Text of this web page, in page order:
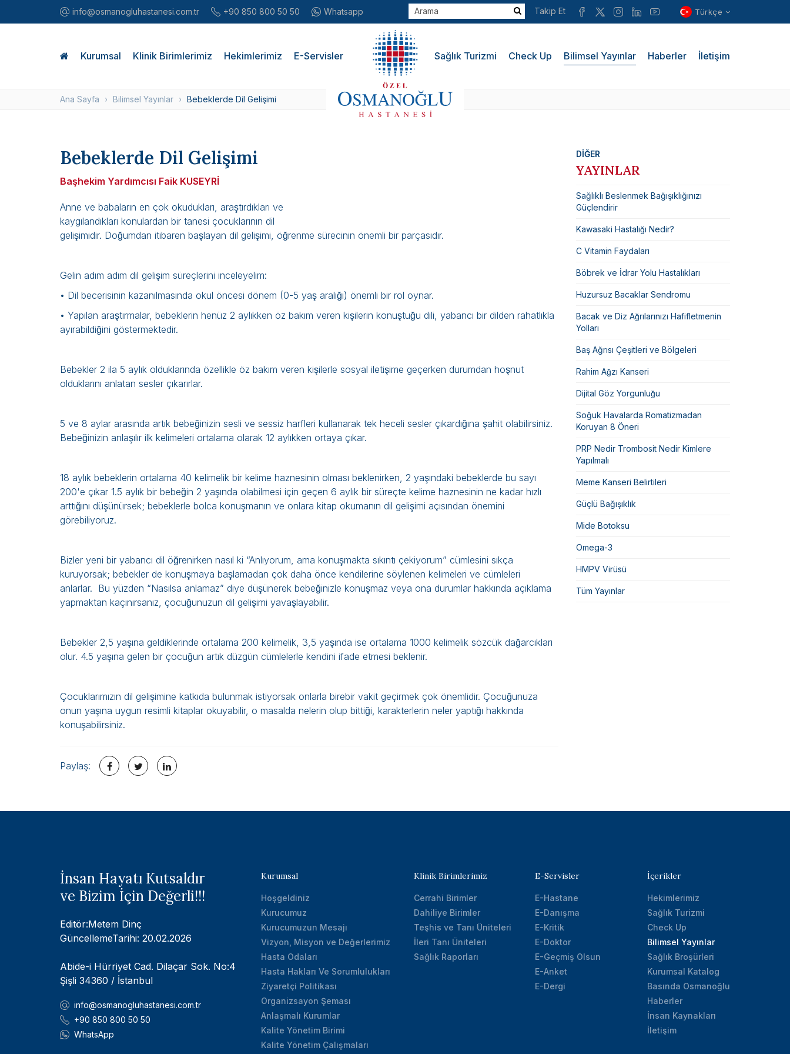
Türkçe
Takip Et
info@osmanogluhastanesi.com.tr +90 850 800 50 50 Whatsapp
Kurumsal Klinik Birimlerimiz Hekimlerimiz E-Servisler Sağlık Turizmi Check Up Bilimsel Yayınlar Haberler İletişim
Ana Sayfa Bilimsel Yayınlar Bebeklerde Dil Gelişimi
Bebeklerde Dil Gelişimi
Başhekim Yardımcısı Faik KUSEYRİ
Anne ve babaların en çok okudukları, araştırdıkları ve
kaygılandıkları konulardan bir tanesi çocuklarının dil
gelişimidir. Doğumdan itibaren başlayan dil gelişimi, öğrenme sürecinin önemli bir parçasıdır.
Gelin adım adım dil gelişim süreçlerini inceleyelim:
• Dil becerisinin kazanılmasında okul öncesi dönem (0-5 yaş aralığı) önemli bir rol oynar.
• Yapılan araştırmalar, bebeklerin henüz 2 aylıkken öz bakım veren kişilerin konuştuğu dili, yabancı bir dilden rahatlıkla
ayırabildiğini göstermektedir.
Bebekler 2 ila 5 aylık olduklarında özellikle öz bakım veren kişilerle sosyal iletişime geçerken durumdan hoşnut
olduklarını anlatan sesler çıkarırlar.
5 ve 8 aylar arasında artık bebeğinizin sesli ve sessiz harfleri kullanarak tek heceli sesler çıkardığına şahit olabilirsiniz.
Bebeğinizin anlaşılır ilk kelimeleri ortalama olarak 12 aylıkken ortaya çıkar.
18 aylık bebeklerin ortalama 40 kelimelik bir kelime haznesinin olması beklenirken, 2 yaşındaki bebeklerde bu sayı
200'e çıkar 1.5 aylık bir bebeğin 2 yaşında olabilmesi için geçen 6 aylık bir süreçte kelime haznesinin ne kadar hızlı
arttığını düşünürsek; bebeklerle bolca konuşmanın ve onlara kitap okumanın dil gelişimi açısından önemini
görebiliyoruz.
Bizler yeni bir yabancı dil öğrenirken nasıl ki “Anlıyorum, ama konuşmakta sıkıntı çekiyorum” cümlesini sıkça
kuruyorsak; bebekler de konuşmaya başlamadan çok daha önce kendilerine söylenen kelimeleri ve cümleleri
anlarlar. Bu yüzden “Nasılsa anlamaz” diye düşünerek bebeğinizle konuşmaz veya ona durumlar hakkında açıklama
yapmaktan kaçınırsanız, çocuğunuzun dil gelişimi yavaşlayabilir.
Bebekler 2,5 yaşına geldiklerinde ortalama 200 kelimelik, 3,5 yaşında ise ortalama 1000 kelimelik sözcük dağarcıkları
olur. 4.5 yaşına gelen bir çocuğun artık düzgün cümlelerle kendini ifade etmesi beklenir.
Çocuklarımızın dil gelişimine katkıda bulunmak istiyorsak onlarla birebir vakit geçirmek çok önemlidir. Çocuğunuza
onun yaşına uygun resimli kitaplar okuyabilir, o masalda nelerin olup bittiği, karakterlerin neler yaptığı hakkında
konuşabilirsiniz.
Paylaş:
DİĞER
YAYINLAR
Sağlıklı Beslenmek Bağışıklığınızı
Güçlendirir
Kawasaki Hastalığı Nedir?
C Vitamin Faydaları
Böbrek ve İdrar Yolu Hastalıkları
Huzursuz Bacaklar Sendromu
Bacak ve Diz Ağrılarınızı Hafifletmenin
Yolları
Baş Ağrısı Çeşitleri ve Bölgeleri
Rahim Ağzı Kanseri
Dijital Göz Yorgunluğu
Soğuk Havalarda Romatizmadan
Koruyan 8 Öneri
PRP Nedir Trombosit Nedir Kimlere
Yapılmalı
Meme Kanseri Belirtileri
Güçlü Bağışıklık
Mide Botoksu
Omega-3
HMPV Virüsü
Tüm Yayınlar
İnsan Hayatı Kutsaldır
ve Bizim İçin Değerli!!!
Editör:Metem Dinç
GüncellemeTarihi: 20.02.2026
Abide-i Hürriyet Cad. Dilaçar Sok. No:4
Şişli 34360 / İstanbul
info@osmanogluhastanesi.com.tr
+90 850 800 50 50
WhatsApp
Kurumsal
Hoşgeldiniz
Kurucumuz
Kurucumuzun Mesajı
Vizyon, Misyon ve Değerlerimiz
Hasta Odaları
Hasta Hakları Ve Sorumlulukları
Ziyaretçi Politikası
Organizsayon Şeması
Anlaşmalı Kurumlar
Kalite Yönetim Birimi
Kalite Yönetim Çalışmaları
Klinik Birimlerimiz
Cerrahi Birimler
Dahiliye Birimler
Teşhis ve Tanı Üniteleri
İleri Tanı Üniteleri
Sağlık Raporları
E-Servisler
E-Hastane
E-Danışma
E-Kritik
E-Doktor
E-Geçmiş Olsun
E-Anket
E-Dergi
İçerikler
Hekimlerimiz
Sağlık Turizmi
Check Up
Bilimsel Yayınlar
Sağlık Broşürleri
Kurumsal Katalog
Basında Osmanoğlu
Haberler
İnsan Kaynakları
İletişim